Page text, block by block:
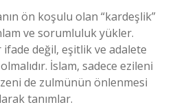
ön koşulu olan “kardeşlik”
ve sorumluluk yükler.
ifade değil, eşitlik ve adalete
İslam, sadece ezileni
de zulmünün önlenmesi
tanımlar.